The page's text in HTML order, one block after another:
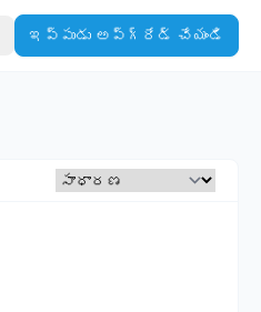
ఇప్పుడు అప్‌గ్రేడ్ చేయండి